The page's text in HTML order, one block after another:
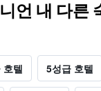
언 내 다른
호텔 5성급 호텔